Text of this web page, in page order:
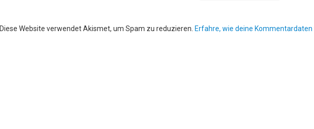
Diese Website verwendet Akismet, um Spam zu reduzieren. Erfahre, wie deine